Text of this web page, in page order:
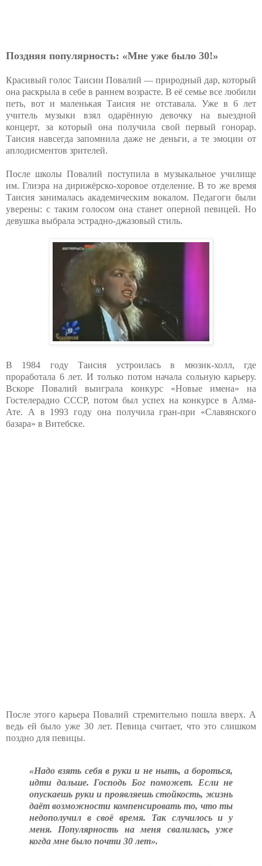
Поздняя популярность: «Мне уже было 30!»
Красивый голос Таисии Повалий — природный дар, который
она раскрыла в себе в раннем возрасте. В её семье все любили
петь, вот и маленькая Таисия не отставала. Уже в 6 лет
учитель музыки взял одарённую девочку на выездной
концерт, за который она получила свой первый гонорар.
Таисия навсегда запомнила даже не деньги, а те эмоции от
аплодисментов зрителей.
После школы Повалий поступила в музыкальное училище
им. Глиэра на дирижёрско-хоровое отделение. В то же время
Таисия занималась академическим вокалом. Педагоги были
уверены: с таким голосом она станет оперной певицей. Но
девушка выбрала эстрадно-джазовый стиль.
В 1984 году Таисия устроилась в мюзик-холл, где
проработала 6 лет. И только потом начала сольную карьеру.
Вскоре Повалий выиграла конкурс «Новые имена» на
Гостелерадио СССР, потом был успех на конкурсе в Алма-
Ате. А в 1993 году она получила гран-при «Славянского
базара» в Витебске.
После этого карьера Повалий стремительно пошла вверх. А
ведь ей было уже 30 лет. Певица считает, что это слишком
поздно для певицы.
«Надо взять себя в руки и не ныть, а бороться,
идти дальше. Господь Бог поможет. Если не
опускаешь руки и проявляешь стойкость, жизнь
даёт возможности компенсировать то, что ты
недополучил в своё время. Так случилось и у
меня. Популярность на меня свалилась, уже
когда мне было почти 30 лет».